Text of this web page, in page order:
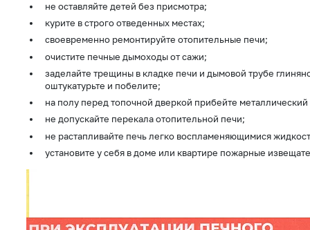
не оставляйте детей без присмотра;
курите в строго отведенных местах;
своевременно ремонтируйте отопительные печи;
очистите печные дымоходы от сажи;
заделайте трещины в кладке печи и дымовой трубе
оштукатурьте и побелите;
на полу перед топочной дверкой прибейте
не допускайте перекала отопительной печи;
не растапливайте печь легко воспламеняющимися
установите у себя в доме или квартире пожарные